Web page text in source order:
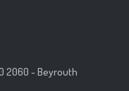
2060 - Beyrouth